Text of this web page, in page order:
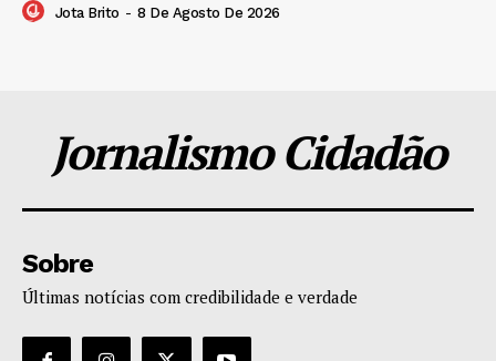
Jota Brito - 8 De Agosto De 2026
Jornalismo Cidadão
Sobre
Últimas notícias com credibilidade e verdade